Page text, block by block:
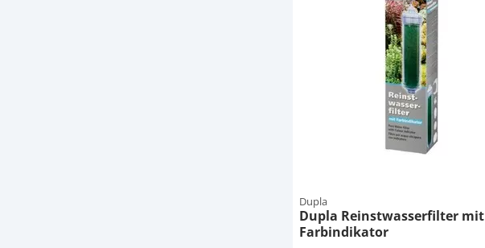
Dupla
Dupla Reinstwasserfilter mit
Farbindikator